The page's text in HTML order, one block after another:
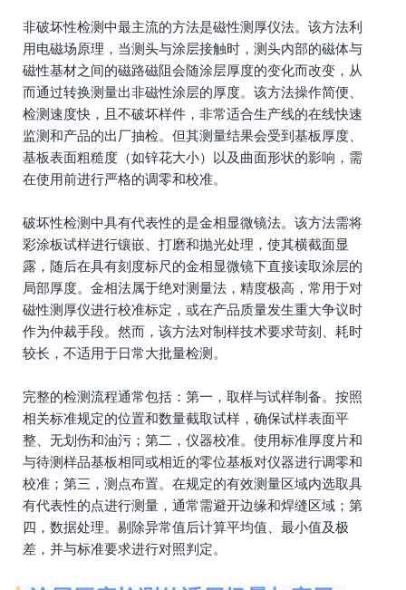
非破坏性检测中最主流的方法是磁性测厚仪法。该方法利
用电磁场原理，当测头与涂层接触时，测头内部的磁体与
磁性基材之间的磁路磁阻会随涂层厚度的变化而改变，从
而通过转换测量出非磁性涂层的厚度。该方法操作简便、
检测速度快，且不破坏样件，非常适合生产线的在线快速
监测和产品的出厂抽检。但其测量结果会受到基板厚度、
基板表面粗糙度（如锌花大小）以及曲面形状的影响，需
在使用前进行严格的调零和校准。
破坏性检测中具有代表性的是金相显微镜法。该方法需将
彩涂板试样进行镶嵌、打磨和抛光处理，使其横截面显
露，随后在具有刻度标尺的金相显微镜下直接读取涂层的
局部厚度。金相法属于绝对测量法，精度极高，常用于对
磁性测厚仪进行校准标定，或在产品质量发生重大争议时
作为仲裁手段。然而，该方法对制样技术要求苛刻、耗时
较长，不适用于日常大批量检测。
完整的检测流程通常包括：第一，取样与试样制备。按照
相关标准规定的位置和数量截取试样，确保试样表面平
整、无划伤和油污；第二，仪器校准。使用标准厚度片和
与待测样品基板相同或相近的零位基板对仪器进行调零和
校准；第三，测点布置。在规定的有效测量区域内选取具
有代表性的点进行测量，通常需避开边缘和焊缝区域；第
四，数据处理。剔除异常值后计算平均值、最小值及极
差，并与标准要求进行对照判定。